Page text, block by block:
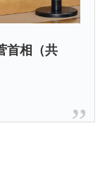
首相（共